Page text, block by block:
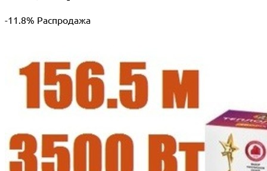
-11.8% Распродажа